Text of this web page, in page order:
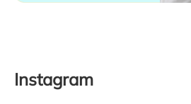
Instagram